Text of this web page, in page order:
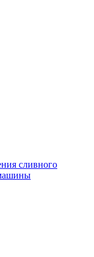
сливного